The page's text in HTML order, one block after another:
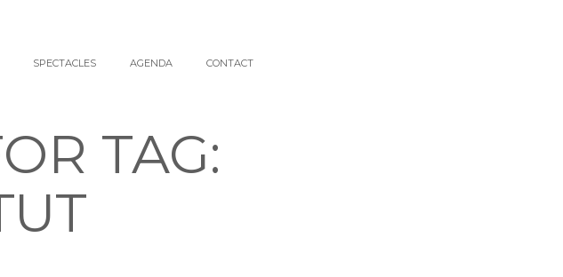
SPECTACLES AGENDA CONTACT
TAG: